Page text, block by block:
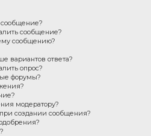
сообщение?
сообщению?
вариантов ответа?
опрос?
форумы?
модератору?
при создании сообщения?